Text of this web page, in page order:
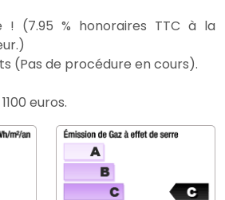
! (7.95 % honoraires TTC à la
(Pas de procédure en cours).
euros.